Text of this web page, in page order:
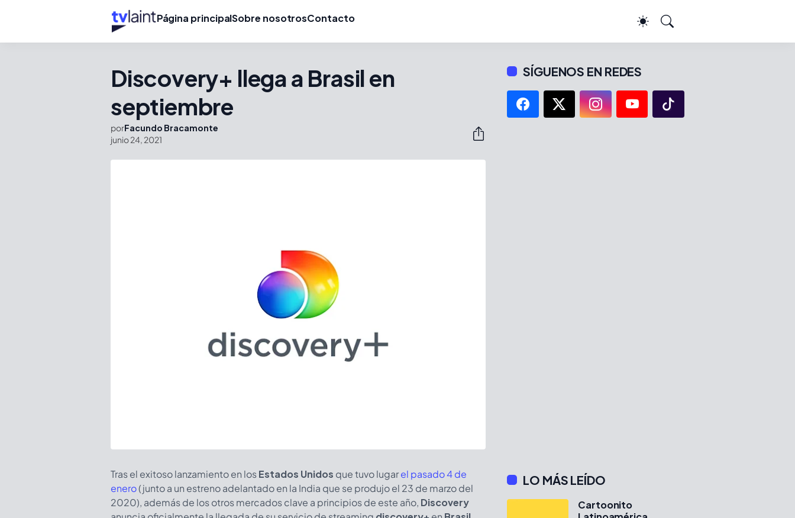
Página principalSobre nosotrosContacto
Discovery+ llega a Brasil en
septiembre
porFacundo Bracamonte
junio 24, 2021
Tras el exitoso lanzamiento en losEstados Unidos que tuvo lugarel pasado 4 de
enero(junto a un estreno adelantado en la India que se produjo el 23 de marzo del
2020), además de los otros mercados clave a principios de este año, Discovery
SÍGUENOS EN REDES
LO MÁS LEÍDO
Cartoonito